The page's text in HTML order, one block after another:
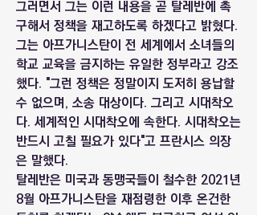
그러면서 그는 이런 내용을 곧 탈레반에 촉
구해서 정책을 재고하도록 하겠다고 밝혔다.
그는 아프가니스탄이 전 세계에서 소녀들의
학교 교육을 금지하는 유일한 정부라고 강조
했다. "그런 정책은 정말이지 도저히 용납할
수 없으며, 소송 대상이다. 그리고 시대착오
다. 세계적인 시대착오에 속한다. 시대착오는
반드시 고칠 필요가 있다"고 프란시스 의장
은 말했다.
탈레반은 미국과 동맹국들이 철수한 2021년
8월 아프가니스탄을 재점령한 이후 온건한